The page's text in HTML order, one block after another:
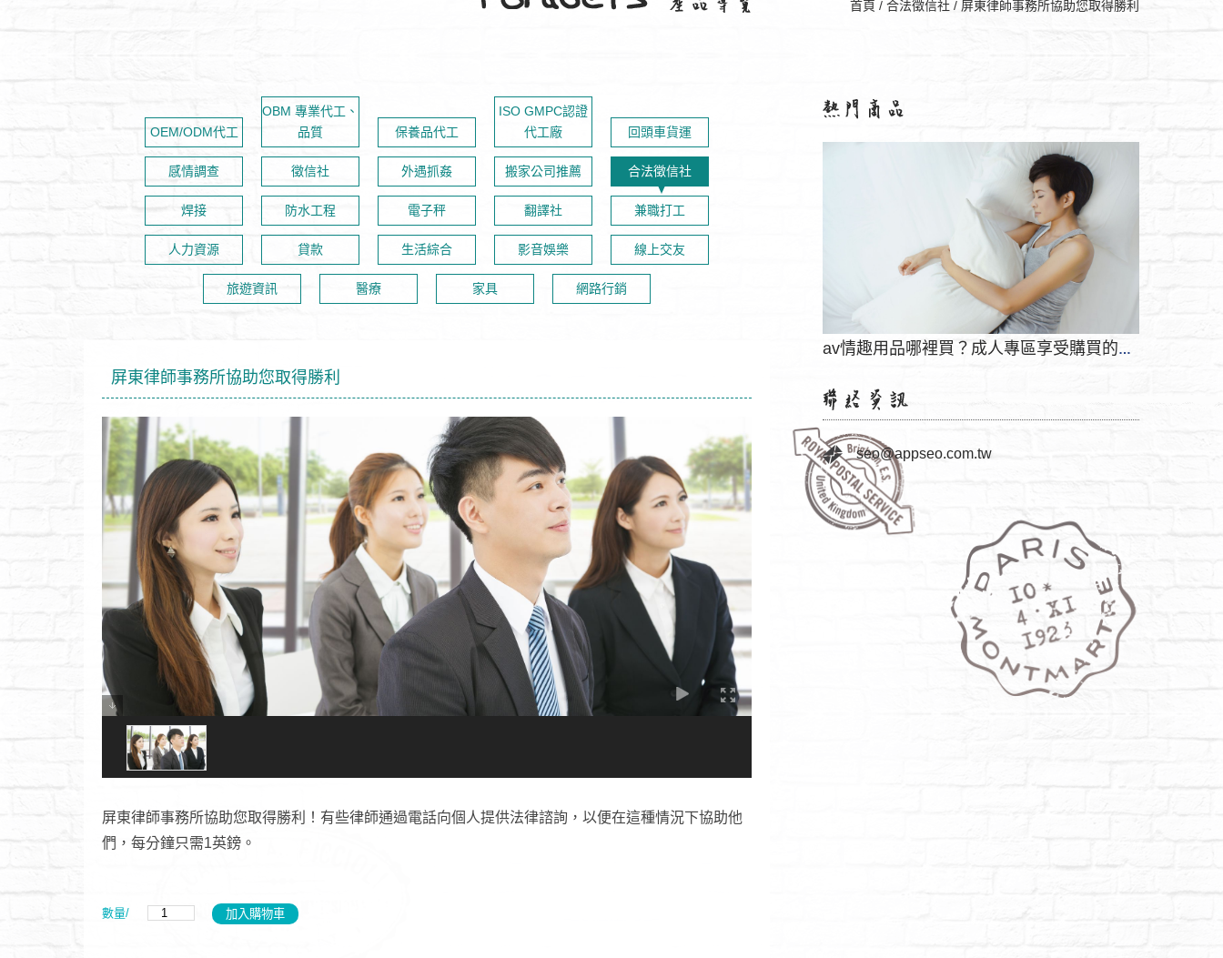
首頁 / 合法徵信社 / 屏東律師事務所協助您取得勝利
OEM/ODM代工‎
OBM 專業代工、
品質
保養品代工
ISO GMPC認證
代工廠
回頭車貨運
感情調查 徵信社 外遇抓姦 搬家公司推薦 合法徵信社
焊接 防水工程 電子秤 翻譯社 兼職打工
人力資源 貸款 生活綜合 影音娛樂 線上交友
旅遊資訊 醫療 家具 網路行銷
屏東律師事務所協助您取得勝利
屏東律師事務所協助您取得勝利！有些律師通過電話向個人提供法律諮詢，以便在這種情況下協助他
們，每分鐘只需1英鎊。
數量/
法律諮詢出軌、家暴、失蹤等情感類案件
seo@appseo.com.tw